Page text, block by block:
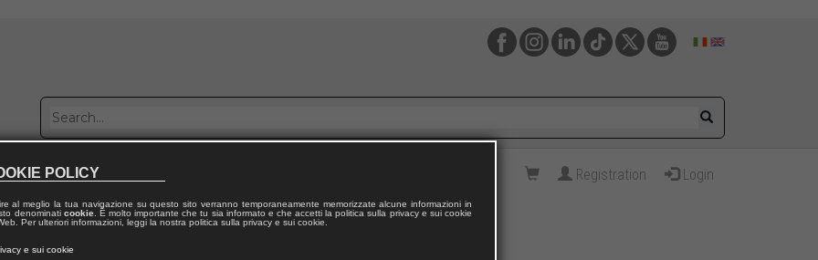
with us Registration Login
POLICY
al meglio la tua navigazione su questo sito verranno temporaneamente memorizzate alcune informazioni in
denominati cookie. È molto importante che tu sia informato e che accetti la politica sulla privacy e sui cookie
Per ulteriori informazioni, leggi la nostra politica sulla privacy e sui cookie.
e sui cookie